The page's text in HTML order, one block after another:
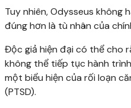
Tuy nhiên, Odysseus không
đúng hơn là tù nhân của
Độc giả hiện đại có thể cho
không thể tiếp tục hành
một biểu hiện của rối loạn
(PTSD).